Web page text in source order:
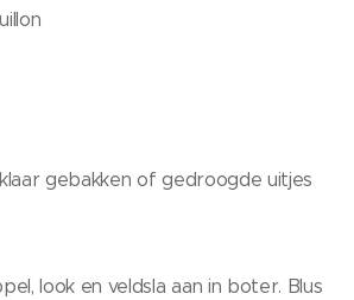
gebakken of gedroogde uitjes
look en veldsla aan in boter. Blus